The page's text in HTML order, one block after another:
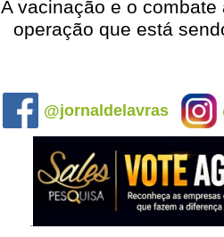
A vacinação e o
operação que está
@jornaldelavras